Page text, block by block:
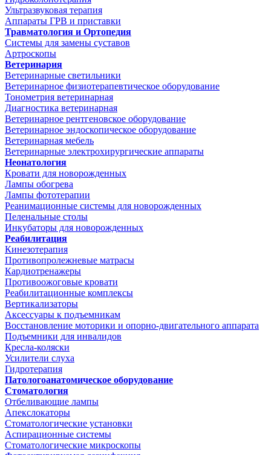
Ультразвуковая терапия
Аппараты ГРВ и приставки
Травматология и Ортопедия
Системы для замены суставов
Артроскопы
Ветеринария
Ветеринарные светильники
Ветеринарное физиотерапевтическое оборудование
Тонометрия ветеринарная
Диагностика ветеринарная
Ветеринарное рентгеновское оборудование
Ветеринарное эндоскопическое оборудование
Ветеринарная мебель
Ветеринарные электрохирургические аппараты
Неонатология
Кровати для новорожденных
Лампы обогрева
Лампы фототерапии
Реанимационные системы для новорожденных
Пеленальные столы
Инкубаторы для новорожденных
Реабилитация
Кинезотерапия
Противопролежневые матрасы
Кардиотренажеры
Противоожоговые кровати
Реабилитационные комплексы
Вертикализаторы
Аксессуары к подъемникам
Восстановление моторики и опорно-двигательного аппарата
Подъемники для инвалидов
Кресла-коляски
Усилители слуха
Гидротерапия
Патологоанатомическое оборудование
Стоматология
Отбеливающие лампы
Апекслокаторы
Стоматологические установки
Аспирационные системы
Стоматологические микроскопы